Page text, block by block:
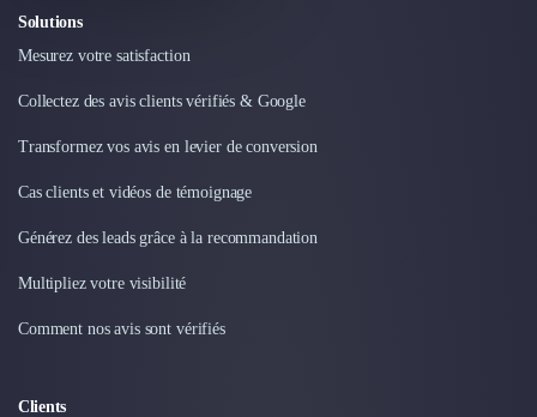
Solutions
Mesurez votre satisfaction
Collectez des avis clients vérifiés & Google
Transformez vos avis en levier de conversion
Cas clients et vidéos de témoignage
Générez des leads grâce à la recommandation
Multipliez votre visibilité
Comment nos avis sont vérifiés
Clients